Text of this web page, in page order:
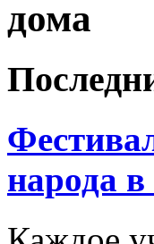
дома
народа